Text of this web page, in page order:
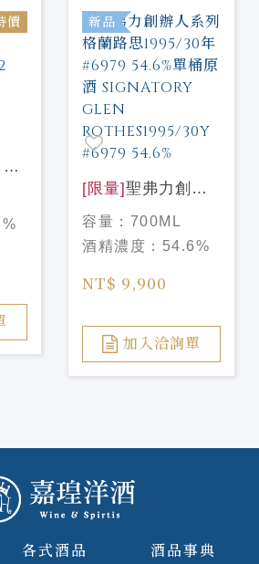
價 新品
[限量] 聖弗力創辦
人系列 格蘭路思
1995/30年#6979
54.6%單桶原酒
SIGNATORY
#6979 54.6%
容量： 700ML
酒精濃度： 54.6%
NT$ 9,900
加入洽詢單
各式酒品
酒品事典